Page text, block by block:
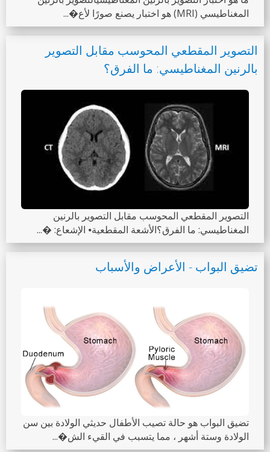
المغناطيسي (MRI) هو اختبار يصنع صورًا لأع�...
التصوير المقطعي المحوسب مقابل التصوير
بالرنين المغناطيسي: ما الفرق؟
التصوير المقطعي المحوسب مقابل التصوير بالرنين
المغناطيسي: ما الفرق؟الأشعة المقطعية⦁ الإشعاع: �...
تضيق البواب - الأعراض والأسباب
تضيق البواب هو حالة تصيب الأطفال حديثي الولادة بين سن
الولادة وستة أشهر ، مما يتسبب في القيء الش�...